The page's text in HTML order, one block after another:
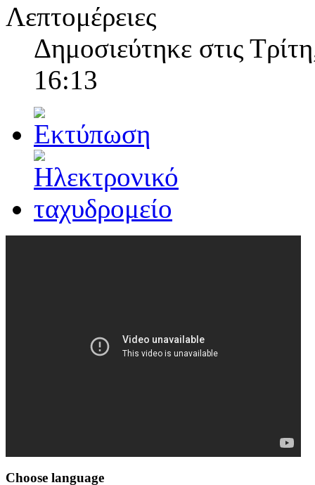
Λεπτομέρειες
Δημοσιεύτηκε στις
16:13
Choose language